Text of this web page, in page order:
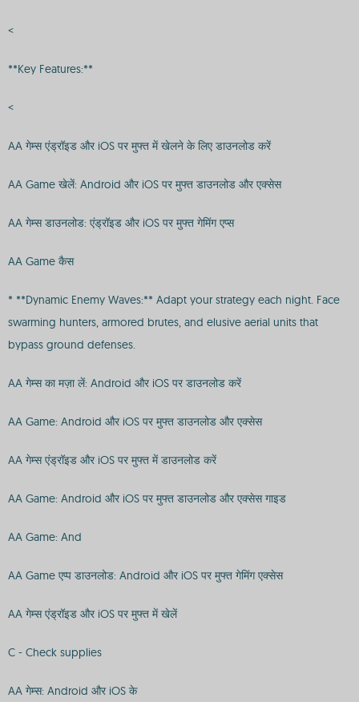
<
**Key Features:**
<
AA गेम्स एंड्रॉइड और iOS पर मुफ्त में खेलने के लिए डाउनलोड करें
AA Game खेलें: Android और iOS पर मुफ्त डाउनलोड और एक्सेस
AA गेम्स डाउनलोड: एंड्रॉइड और iOS पर मुफ्त गेमिंग एप्स
AA Game कैस
* **Dynamic Enemy Waves:** Adapt your strategy each night. Face
swarming hunters, armored brutes, and elusive aerial units that
bypass ground defenses.
AA गेम्स का मज़ा लें: Android और iOS पर डाउनलोड करें
AA Game: Android और iOS पर मुफ्त डाउनलोड और एक्सेस
AA गेम्स एंड्रॉइड और iOS पर मुफ्त में डाउनलोड करें
AA Game: Android और iOS पर मुफ्त डाउनलोड और एक्सेस गाइड
AA Game: And
AA Game एप्प डाउनलोड: Android और iOS पर मुफ्त गेमिंग एक्सेस
AA गेम्स एंड्रॉइड और iOS पर मुफ्त में खेलें
C - Check supplies
AA गेम्स: Android और iOS के